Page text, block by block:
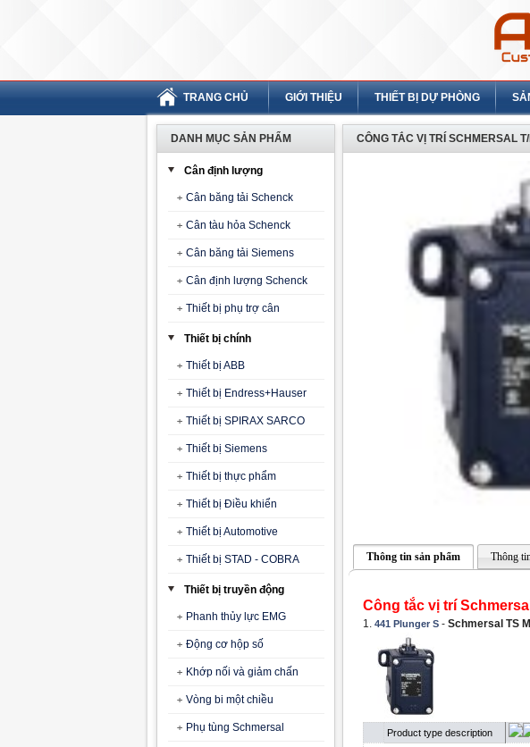
TRANG CHỦ GIỚI THIỆU THIẾT BỊ DỰ PHÒNG
DANH MỤC SẢN PHẨM
Cân định lượng
Cân băng tải Schenck
Cân tàu hỏa Schenck
Cân băng tải Siemens
Cân định lượng Schenck
Thiết bị phụ trợ cân
Thiết bị chính
Thiết bị ABB
Thiết bị Endress+Hauser
Thiết bị SPIRAX SARCO
Thiết bị Siemens
Thiết bị thực phẩm
Thiết bị Điều khiển
Thiết bị Automotive
Thiết bị STAD - COBRA
Thiết bị truyền động
Phanh thủy lực EMG
Động cơ hộp số
Khớp nối và giảm chấn
Vòng bi một chiều
Phụ tùng Schmersal
CÔNG TẮC VỊ TRÍ SCHMERSAL
Thông tin sản phẩm Thông
Công tắc vị trí
1. 441 Plunger S - Schmersal TS
Product type description